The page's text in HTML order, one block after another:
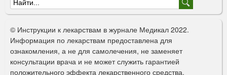
Ф
о
р
м
а
© Инструкции к лекарствам в журнале Медикал 2022.
Информация по лекарствам предоставлена для
ознакомления, а не для самолечения, не заменяет
консультации врача и не может служить гарантией
положительного эффекта лекарственного средства.